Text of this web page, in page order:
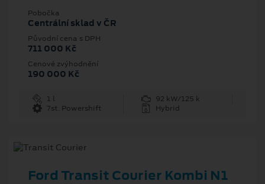
Pobočka
Centrální sklad v ČR
Původní cena s DPH
711 000 Kč
Cenové zvýhodnění
190 000 Kč
1 l
92 kW/125 k
7st. Powershift
Hybrid
Ford Transit Courier Kombi N1